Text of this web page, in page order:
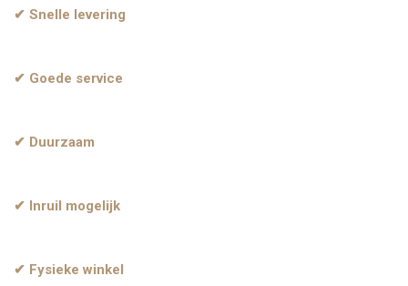
✔ Snelle levering
✔ Goede service
✔ Duurzaam
✔ Inruil mogelijk
✔ Fysieke winkel